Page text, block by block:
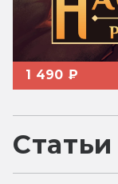
1 490 ₽
Статьи